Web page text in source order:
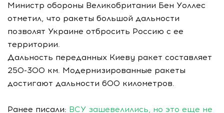
Министр обороны Великобритании Бен Уоллес
отметил, что ракеты большой дальности
позволят Украине отбросить Россию с ее
территории.
Дальность переданных Киеву ракет составляет
250-300 км. Модернизированные ракеты
достигают дальности 600 километров.
Ранее писали: ВСУ зашевелились, но это еще не